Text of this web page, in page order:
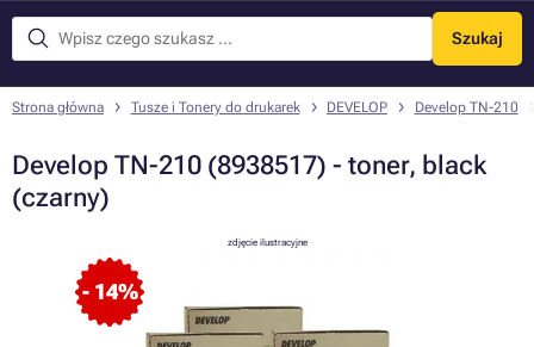
Szukaj
Menu
Strona główna Tusze i Tonery do drukarek DEVELOP Develop TN-210
Develop TN-210 (8938517) - toner, black
(czarny)
- 14%
zdjęcie ilustracyjne